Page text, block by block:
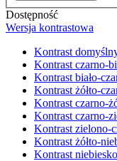
Dostępność
Wersja kontrastowa
Kontrast
Kontrast czarno-
Kontrast biało-
Kontrast żółto-
Kontrast czarno-
Kontrast czarno-
Kontrast zielono-
Kontrast żółto-
Kontrast